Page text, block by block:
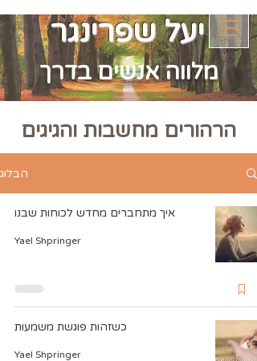
יעל שפרינגר
מלווה אנשים בדרך
הרהורים מחשבות והגיגים
הבלוג
איך מתחברים מחדש לכוחות שבנו
Yael Shpringer
כשזהות פוגשת משמעות
Yael Shpringer